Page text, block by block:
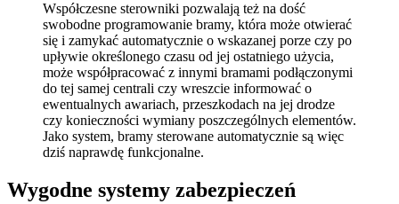
Współczesne sterowniki pozwalają też na dość
swobodne programowanie bramy, która może otwierać
się i zamykać automatycznie o wskazanej porze czy po
upływie określonego czasu od jej ostatniego użycia,
może współpracować z innymi bramami podłączonymi
do tej samej centrali czy wreszcie informować o
ewentualnych awariach, przeszkodach na jej drodze
czy konieczności wymiany poszczególnych elementów.
Jako system, bramy sterowane automatycznie są więc
dziś naprawdę funkcjonalne.
Wygodne systemy zabezpieczeń